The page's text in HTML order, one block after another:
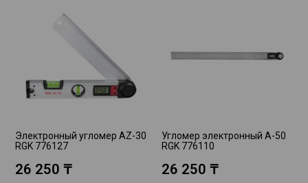
Электронный угломер AZ-30
RGK 776127
26 250 ₸
Угломер электронный A-50
RGK 776110
26 250 ₸